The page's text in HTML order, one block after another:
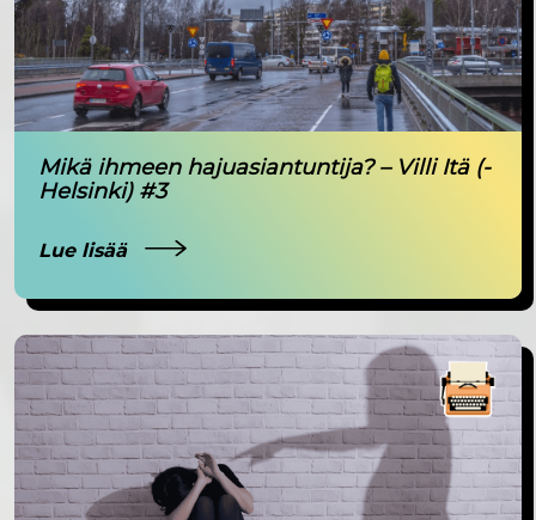
Mikä ihmeen hajuasiantuntija? – Villi Itä (-
Helsinki) #3
Lue lisää